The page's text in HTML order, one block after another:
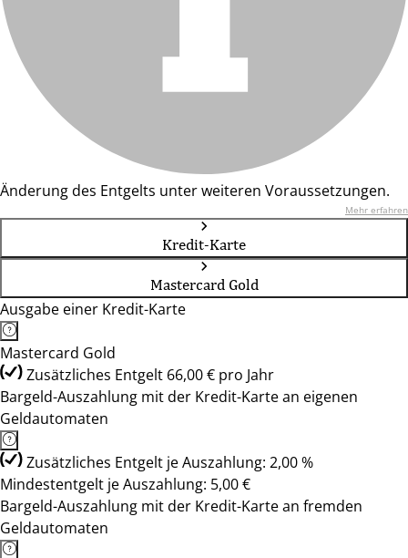
Änderung des Entgelts unter weiteren Voraussetzungen.
Mehr erfahren
Kredit-Karte
Mastercard Gold
Ausgabe einer Kredit-Karte
Mastercard Gold
Zusätzliches Entgelt 66,00 € pro Jahr
Bargeld-Auszahlung mit der Kredit-Karte an eigenen
Geldautomaten
Zusätzliches Entgelt je Auszahlung: 2,00 %
Mindestentgelt je Auszahlung: 5,00 €
Bargeld-Auszahlung mit der Kredit-Karte an fremden
Geldautomaten